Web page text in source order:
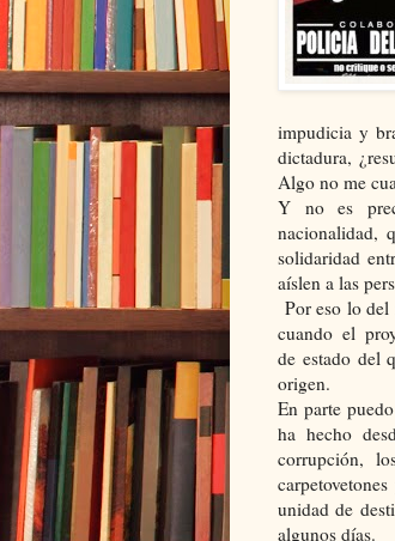
impudicia y
dictadura,
Algo no me
Y no es
nacionalidad,
solidaridad
aíslen a las
Por eso lo del
cuando el
de estado del
origen.
En parte
ha hecho
corrupción,
unidad de
algunos días.